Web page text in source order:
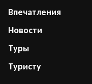
Впечатления
Новости
Туры
Туристу